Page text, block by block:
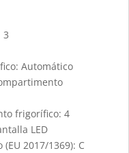
3
Automático
frigorífico: 4
LED
2017/1369): C